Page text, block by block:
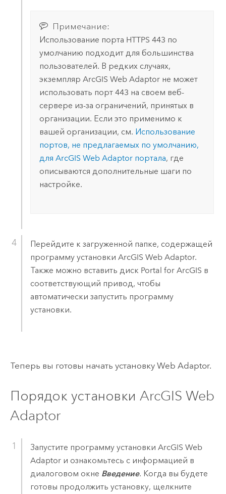
Примечание:
Использование порта HTTPS 443 по
умолчанию подходит для большинства
пользователей. В редких случаях,
экземпляр ArcGIS Web Adaptorне может
использовать порт 443 на своем веб-
сервере из-за ограничений, принятых в
организации. Если это применимо к
вашей организации, см. Использование
портов, не предлагаемых по умолчанию,
для ArcGIS Web Adaptorпортала, где
описываются дополнительные шаги по
настройке.
Перейдите к загруженной папке, содержащей
программу установки ArcGIS Web Adaptor.
Также можно вставить диск Portal for ArcGIS в
соответствующий привод, чтобы
автоматически запустить программу
установки.
Теперь вы готовы начать установку Web Adaptor.
Порядок установки ArcGIS Web
Adaptor
Запустите программу установки ArcGIS Web
Adaptorи ознакомьтесь с информацией в
диалоговом окне Введение. Когда вы будете
готовы продолжить установку, щелкните